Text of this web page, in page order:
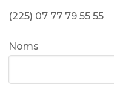
(225) 07 77 79 55 55
Noms